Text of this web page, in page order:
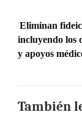
Eliminan
incluyendo los
y apoyos
También